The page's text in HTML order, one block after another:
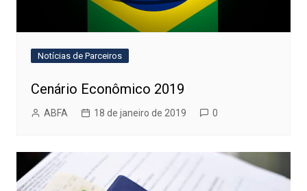
Notícias de Parceiros
Cenário Econômico 2019
ABFA 18 de janeiro de 2019 0